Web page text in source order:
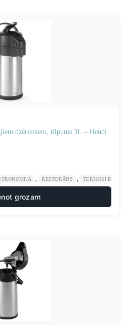
dzērieniem, tilpums 3L – Hendi
RESTORĀNS TERMOSI
grozam